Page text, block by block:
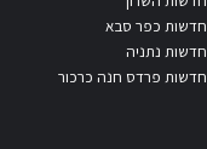
חדשות כפר סבא
חדשות נתניה
חדשות פרדס חנה כרכור